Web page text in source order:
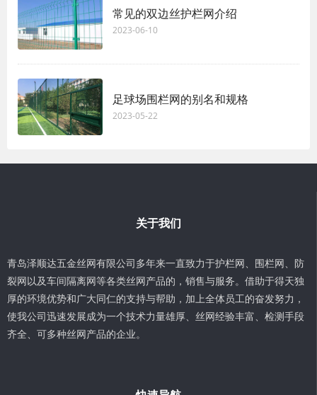
常见的双边丝护栏网介绍
2023-06-10
足球场围栏网的别名和规格
2023-05-22
关于我们
青岛泽顺达五金丝网有限公司多年来一直致力于护栏网、围栏网、防
裂网以及车间隔离网等各类丝网产品的，销售与服务。借助于得天独
厚的环境优势和广大同仁的支持与帮助，加上全体员工的奋发努力，
使我公司迅速发展成为一个技术力量雄厚、丝网经验丰富、检测手段
齐全、可多种丝网产品的企业。